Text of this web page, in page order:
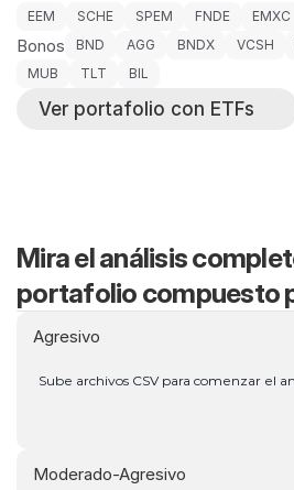
EEM
SCHE SPEM FNDE EMXC
Bonos BND AGG BNDX VCSH
MUB
TLT BIL
Ver portafolio con ETFs
Mira el análisis
portafolio compuesto
Agresivo
Sube archivos CSV para comenzar el
Moderado-Agresivo